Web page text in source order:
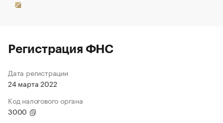
Регистрация ФНС
Дата регистрации
24 марта 2022
Код налогового органа
3000